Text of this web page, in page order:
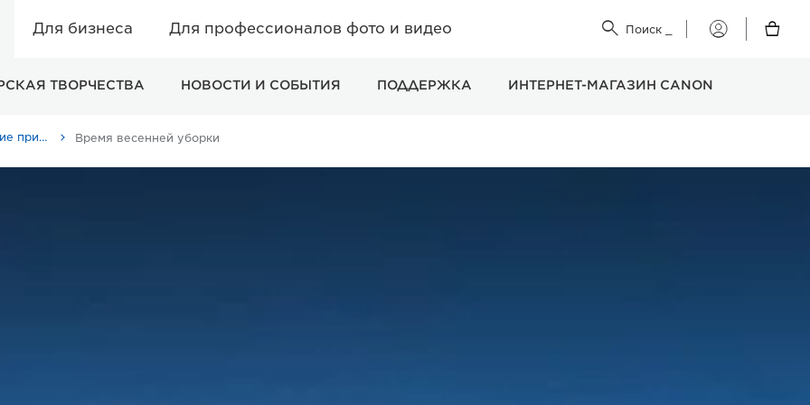
Для бизнеса Для профессионалов фото и видео  Поиск
Мой

ТВОРЧЕСТВА НОВОСТИ И СОБЫТИЯ ПОДДЕРЖКА ИНТЕРНЕТ-МАГАЗИН CANON
Советы и технические приемы Время весенней уборки